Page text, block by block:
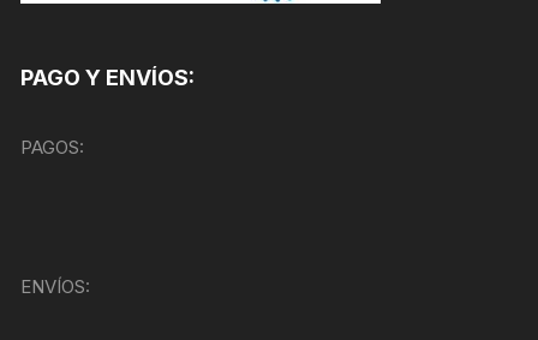
PAGO Y ENVÍOS:
PAGOS:
ENVÍOS: